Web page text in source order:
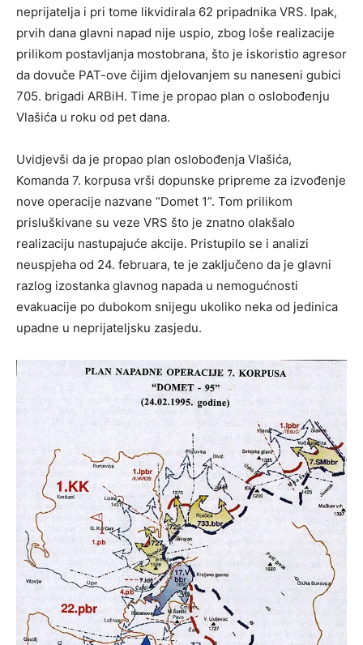
neprijatelja i pri tome likvidirala 62 pripadnika VRS. Ipak,
prvih dana glavni napad nije uspio, zbog loše realizacije
prilikom postavljanja mostobrana, što je iskoristio agresor
da dovuče PAT-ove čijim djelovanjem su naneseni gubici
705. brigadi ARBiH. Time je propao plan o oslobođenju
Vlašića u roku od pet dana.
Uvidjevši da je propao plan oslobođenja Vlašića,
Komanda 7. korpusa vrši dopunske pripreme za izvođenje
nove operacije nazvane “Domet 1”. Tom prilikom
prisluškivane su veze VRS što je znatno olakšalo
realizaciju nastupajuće akcije. Pristupilo se i analizi
neuspjeha od 24. februara, te je zaključeno da je glavni
razlog izostanka glavnog napada u nemogućnosti
evakuacije po dubokom snijegu ukoliko neka od jedinica
upadne u neprijateljsku zasjedu.